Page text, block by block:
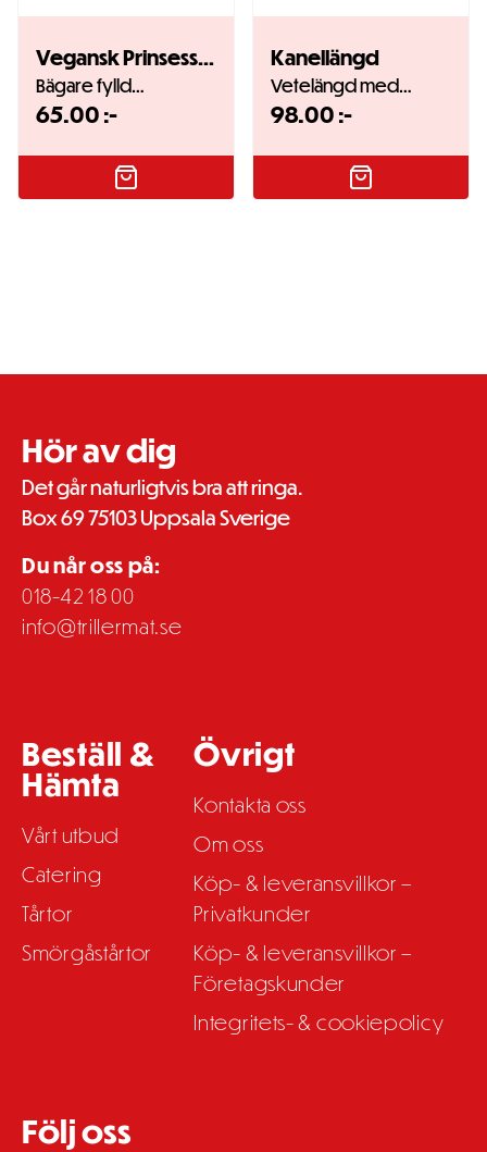
Vegansk Prinsessbägare
Bägare fylld…
65.00 :-
Kanellängd
Vetelängd med…
98.00 :-
Hör av dig
Det går naturligtvis bra att ringa.
Box 69 75103 Uppsala Sverige
Du når oss på:
018-42 18 00
info@trillermat.se
Beställ &
Hämta
Vårt utbud
Catering
Tårtor
Smörgåstårtor
Övrigt
Kontakta oss
Om oss
Köp- & leveransvillkor –
Privatkunder
Köp- & leveransvillkor –
Företagskunder
Integritets- & cookiepolicy
Följ oss